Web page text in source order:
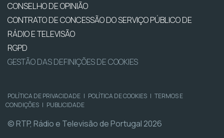
CONSELHO DE OPINIÃO
CONTRATO DE CONCESSÃO DO SERVIÇO PÚBLICO DE
RÁDIO E TELEVISÃO
RGPD
GESTÃO DAS DEFINIÇÕES DE COOKIES
POLÍTICA DE PRIVACIDADE | POLÍTICA DE COOKIES | TERMOS E
CONDIÇÕES | PUBLICIDADE
© RTP, Rádio e Televisão de Portugal 2026